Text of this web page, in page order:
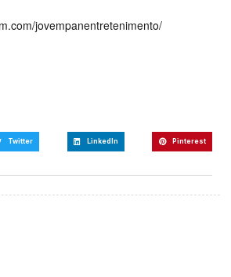
jovempanentretenimento/
Twitter LinkedIn Pinterest